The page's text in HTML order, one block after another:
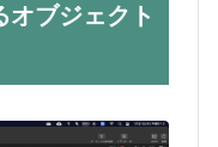
オブジェクト